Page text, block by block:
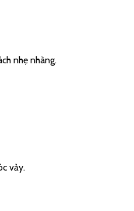
nhẹ nhàng.
vảy.